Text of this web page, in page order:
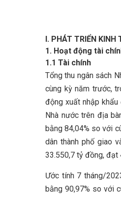
I. PHÁT TRIỂN KINH
1. Hoạt động tài
1.1 Tài chính
Tổng thu ngân sách
cùng kỳ năm trước,
động xuất nhập
Nhà nước trên địa
bằng 84,04% so với
dân thành phố giao
33.550,7 tỷ đồng, đạt
Ước tính 7 tháng/
bằng 90,97% so với